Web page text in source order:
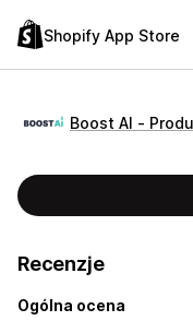
Shopify App Store
Boost AI ‑
Recenzje
Ogólna ocena